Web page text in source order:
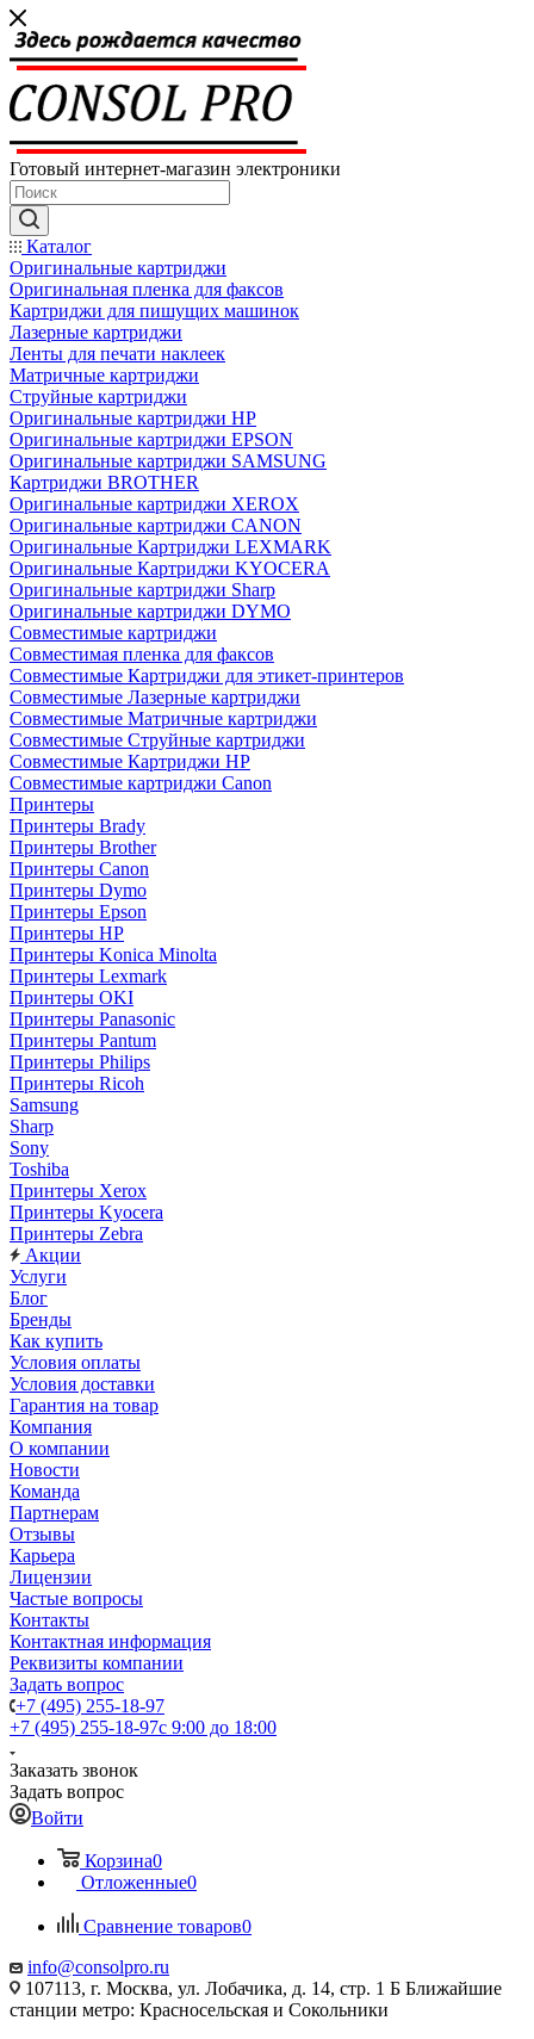
Готовый интернет-магазин электроники
Каталог
Оригинальные картриджи
Оригинальная пленка для факсов
Картриджи для пишущих машинок
Лазерные картриджи
Ленты для печати наклеек
Матричные картриджи
Струйные картриджи
Оригинальные картриджи HP
Оригинальные картриджи EPSON
Оригинальные картриджи SAMSUNG
Картриджи BROTHER
Оригинальные картриджи XEROX
Оригинальные картриджи CANON
Оригинальные Картриджи LEXMARK
Оригинальные Картриджи KYOCERA
Оригинальные картриджи Sharp
Оригинальные картриджи DYMO
Совместимые картриджи
Совместимая пленка для факсов
Совместимые Картриджи для этикет-принтеров
Совместимые Лазерные картриджи
Совместимые Матричные картриджи
Совместимые Струйные картриджи
Совместимые Картриджи HP
Совместимые картриджи Canon
Принтеры
Принтеры Brady
Принтеры Brother
Принтеры Canon
Принтеры Dymo
Принтеры Epson
Принтеры HP
Принтеры Konica Minolta
Принтеры Lexmark
Принтеры OKI
Принтеры Panasonic
Принтеры Pantum
Принтеры Philips
Принтеры Ricoh
Samsung
Sharp
Sony
Toshiba
Принтеры Xerox
Принтеры Kyocera
Принтеры Zebra
Акции
Услуги
Блог
Бренды
Как купить
Условия оплаты
Условия доставки
Гарантия на товар
Компания
О компании
Новости
Команда
Партнерам
Отзывы
Карьера
Лицензии
Частые вопросы
Контакты
Контактная информация
Реквизиты компании
Задать вопрос
+7 (495) 255-18-97
+7 (495) 255-18-97с 9:00 до 18:00
Заказать звонок
Задать вопрос
Войти
Корзина0
Отложенные0
Сравнение товаров0
info@consolpro.ru
107113, г. Москва, ул. Лобачика, д. 14, стр. 1 Б Ближайшие
станции метро: Красносельская и Сокольники